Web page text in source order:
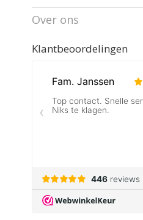
Over ons
Klantbeoordelingen